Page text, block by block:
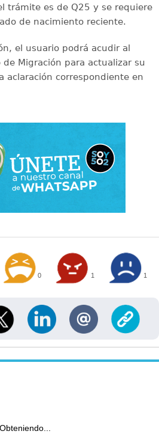
trámite es de Q25 y se requiere
de nacimiento reciente.
el usuario podrá acudir al
Migración para actualizar su
aclaración correspondiente en
0 1 1
Obteniendo...